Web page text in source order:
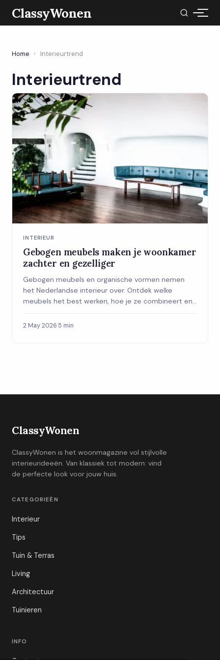
ClassyWonen
Home › Interieurtrend
Interieurtrend
INTERIEUR
Gebogen meubels maken je woonkamer
zachter en gezelliger
Gebogen meubels en organische vormen nemen
het Nederlandse interieur over. Ontdek welke
meubels het best werken, hoe je ze combineert en
hype.
2 May 2026·5 min
ClassyWonen
ClassyWonen is het woonmagazine vol stijlvolle
interieurideeën. Van klassiek tot modern: vind
de perfecte look voor jouw huis.
CATEGORIEËN
Interieur
Tips
Tuin & Terras
Living
Architectuur
Tuinieren
INFO